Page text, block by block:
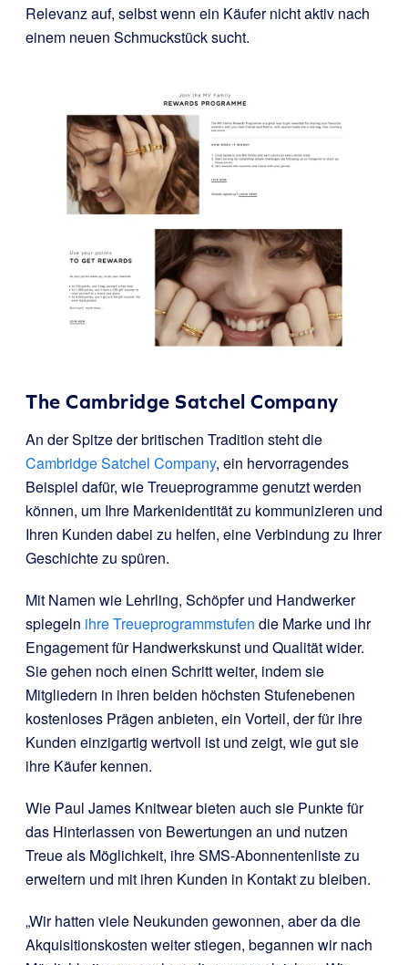
Relevanz auf, selbst wenn ein Käufer nicht aktiv nach
einem neuen Schmuckstück sucht.
The Cambridge Satchel Company
An der Spitze der britischen Tradition steht die
Cambridge Satchel Company, ein hervorragendes
Beispiel dafür, wie Treueprogramme genutzt werden
können, um Ihre Markenidentität zu kommunizieren und
Ihren Kunden dabei zu helfen, eine Verbindung zu Ihrer
Geschichte zu spüren.
Mit Namen wie Lehrling, Schöpfer und Handwerker
spiegeln ihre Treueprogrammstufen die Marke und ihr
Engagement für Handwerkskunst und Qualität wider.
Sie gehen noch einen Schritt weiter, indem sie
Mitgliedern in ihren beiden höchsten Stufenebenen
kostenloses Prägen anbieten, ein Vorteil, der für ihre
Kunden einzigartig wertvoll ist und zeigt, wie gut sie
ihre Käufer kennen.
Wie Paul James Knitwear bieten auch sie Punkte für
das Hinterlassen von Bewertungen an und nutzen
Treue als Möglichkeit, ihre SMS-Abonnentenliste zu
erweitern und mit ihren Kunden in Kontakt zu bleiben.
„Wir hatten viele Neukunden gewonnen, aber da die
Akquisitionskosten weiter stiegen, begannen wir nach